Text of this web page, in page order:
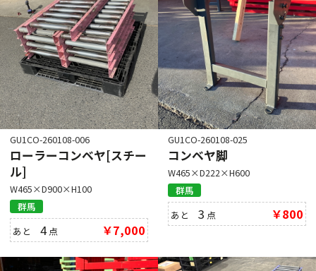
GU1CO-260108-006
ローラーコンベヤ[スチー
ル]
W465×D900×H100
群馬
あと4点 ￥7,000
GU1CO-260108-025
コンベヤ脚
W465×D222×H600
群馬
あと3 点 ￥800